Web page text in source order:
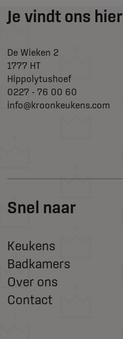
Snel naar
Keukens
Badkamers
Over ons
Contact
Je vindt ons hier
De Wieken 2
1777 HT
Hippolytushoef
0227 - 76 00 60
info@kroonkeukens.com